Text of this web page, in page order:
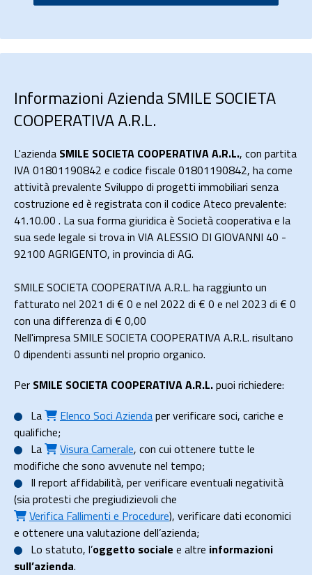
Informazioni Azienda SMILE SOCIETA
COOPERATIVA A.R.L.
L'azienda SMILE SOCIETA COOPERATIVA A.R.L., con partita
IVA 01801190842 e codice fiscale 01801190842, ha come
attività prevalente Sviluppo di progetti immobiliari senza
costruzione ed è registrata con il codice Ateco prevalente:
41.10.00 . La sua forma giuridica è Società cooperativa e la
sua sede legale si trova in VIA ALESSIO DI GIOVANNI 40 -
92100 AGRIGENTO, in provincia di AG.
SMILE SOCIETA COOPERATIVA A.R.L. ha raggiunto un
fatturato nel 2021 di € 0 e nel 2022 di € 0 e nel 2023 di € 0
con una differenza di € 0,00
Nell'impresa SMILE SOCIETA COOPERATIVA A.R.L. risultano
0 dipendenti assunti nel proprio organico.
Per SMILE SOCIETA COOPERATIVA A.R.L.puoi richiedere:
La
Elenco Soci Aziendaper verificare soci, cariche e
qualifiche;
La
Visura Camerale, con cui ottenere tutte le
modifiche che sono avvenute nel tempo;
Il report affidabilità, per verificare eventuali negatività
(sia protesti che pregiudizievoli che
Verifica Fallimenti e Procedure), verificare dati economici
e ottenere una valutazione dell’azienda;
Lo statuto, l’oggetto sociale e altre informazioni
sull’azienda.